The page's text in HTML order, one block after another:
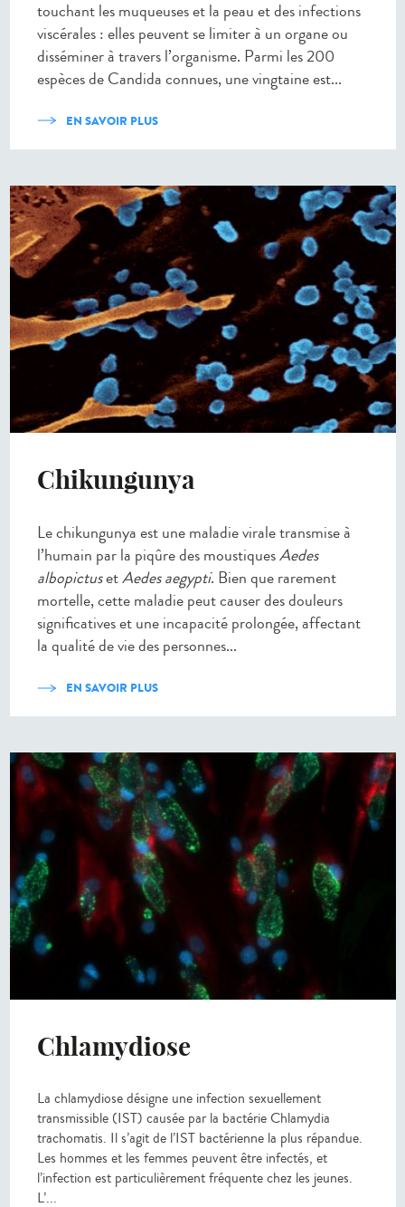
touchant les muqueuses et la peau et des infections
viscérales : elles peuvent se limiter à un organe ou
disséminer à travers l’organisme. Parmi les 200
espèces de Candida connues, une vingtaine est...
EN SAVOIR PLUS
Chikungunya
Le chikungunya est une maladie virale transmise à
l’humain par la piqûre des moustiquesAedes
albopictusetAedes aegypti. Bien que rarement
mortelle, cette maladie peut causer des douleurs
significatives et une incapacité prolongée, affectant
la qualité de vie des personnes...
EN SAVOIR PLUS
Chlamydiose
La chlamydiose désigne une infection sexuellement
transmissible (IST) causée par la bactérie Chlamydia
trachomatis. Il s’agit de l’IST bactérienne la plus répandue.
Les hommes et les femmes peuvent être infectés, et
l’infection est particulièrement fréquente chez les jeunes.
L’...